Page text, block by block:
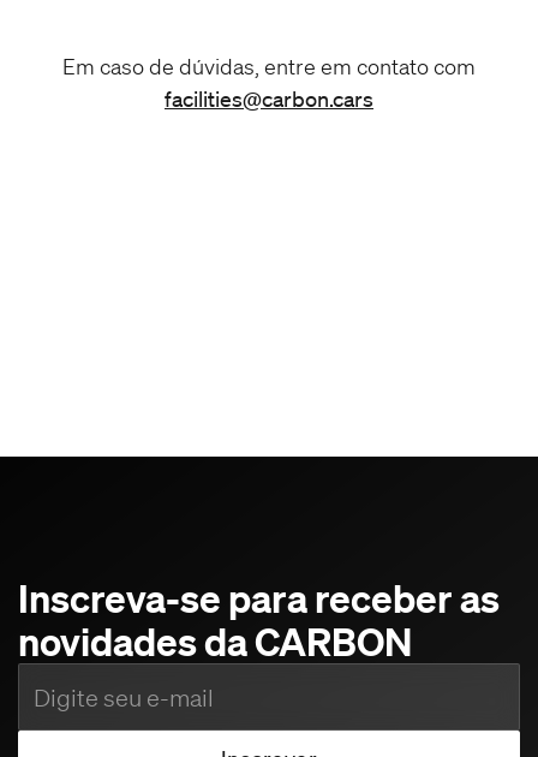
Em caso de dúvidas, entre em contato com
facilities@carbon.cars
Inscreva-se para receber as
novidades da CARBON